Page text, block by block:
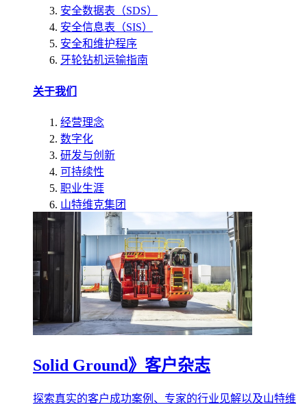
安全数据表（SDS）
安全信息表（SIS）
安全和维护程序
牙轮钻机运输指南
关于我们
经营理念
数字化
研发与创新
可持续性
职业生涯
山特维克集团
Solid Ground》客户杂志
探索真实的客户成功案例、专家的行业见解以及山特维